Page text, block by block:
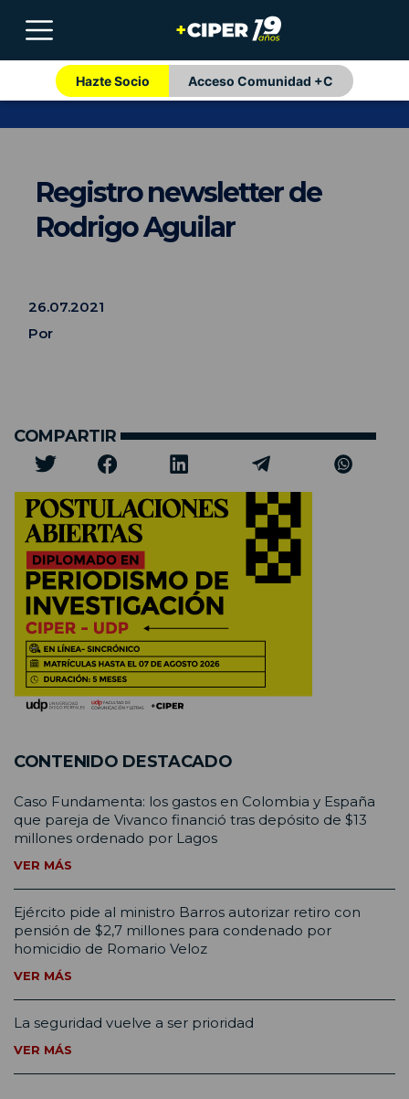
Hazte Socio Acceso Comunidad +C
Registro newsletter de
Rodrigo Aguilar
26.07.2021
Por
COMPARTIR
CONTENIDO DESTACADO
Caso Fundamenta: los gastos en Colombia y España
que pareja de Vivanco financió tras depósito de $13
millones ordenado por Lagos
VER MÁS
Ejército pide al ministro Barros autorizar retiro con
pensión de $2,7 millones para condenado por
homicidio de Romario Veloz
VER MÁS
La seguridad vuelve a ser prioridad
VER MÁS